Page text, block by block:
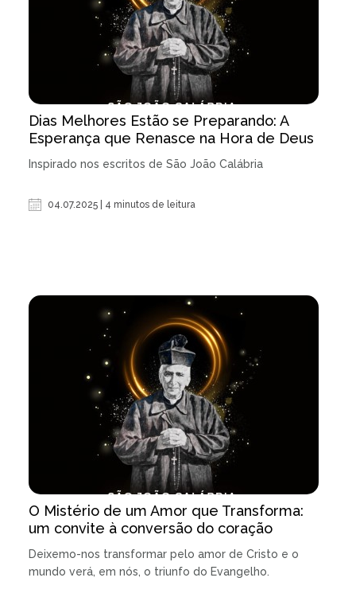
Dias Melhores Estão se Preparando: A
Esperança que Renasce na Hora de Deus
Inspirado nos escritos de São João Calábria
04.07.2025 | 4 minutos de leitura
O Mistério de um Amor que Transforma:
um convite à conversão do coração
Deixemo-nos transformar pelo amor de Cristo e o
mundo verá, em nós, o triunfo do Evangelho.